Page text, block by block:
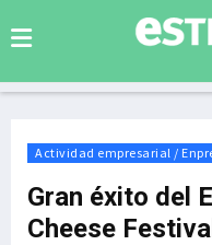
Actividad empresarial /
Gran éxito del
Cheese Festival